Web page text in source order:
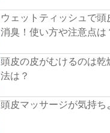
ウェットティッシュで
消臭！使い方や注意点は
頭皮の皮がむけるのは乾
法は？
頭皮マッサージが気持ち